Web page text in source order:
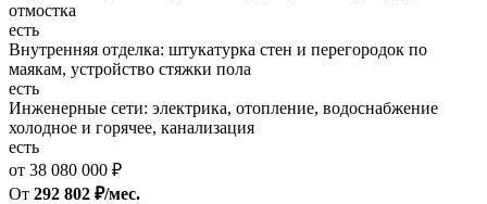
отмостка
есть
Внутренняя отделка: штукатурка стен и перегородок по
маякам, устройство стяжки пола
есть
Инженерные сети: электрика, отопление, водоснабжение
холодное и горячее, канализация
есть
от 38 080 000 ₽
От 292 802 ₽/мес.